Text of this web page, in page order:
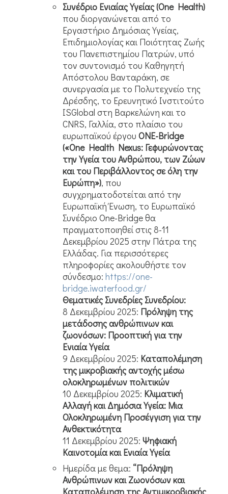
Συνέδριο Ενιαίας Υγείας (One Health)
που διοργανώνεται από το
Εργαστήριο Δημόσιας Υγείας,
Επιδημιολογίας και Ποιότητας Ζωής
του Πανεπιστημίου Πατρών, υπό
τον συντονισμό του Καθηγητή
Απόστολου Βανταράκη, σε
συνεργασία με το Πολυτεχνείο της
Δρέσδης, το Ερευνητικό Ινστιτούτο
ISGlobal στη Βαρκελώνη και το
CNRS, Γαλλία, στο πλαίσιο του
ευρωπαϊκού έργου ONE-Bridge
(«One Health Nexus: Γεφυρώνοντας
την Υγεία του Ανθρώπου, των Ζώων
και του Περιβάλλοντος σε όλη την
Ευρώπη»), που
συγχρηματοδοτείται από την
Ευρωπαϊκή Ένωση, το Ευρωπαϊκό
Συνέδριο One-Bridge θα
πραγματοποιηθεί στις 8-11
Δεκεμβρίου 2025 στην Πάτρα της
Ελλάδας. Για περισσότερες
πληροφορίες ακολουθήστε τον
σύνδεσμο: https://one-
bridge.iwaterfood.gr/
Θεματικές Συνεδρίες Συνεδρίου:
8 Δεκεμβρίου 2025: Πρόληψη της
μετάδοσης ανθρώπινων και
ζωονόσων: Προοπτική για την
Ενιαία Υγεία
9 Δεκεμβρίου 2025: Καταπολέμηση
της μικροβιακής αντοχής μέσω
ολοκληρωμένων πολιτικών
10 Δεκεμβρίου 2025: Κλιματική
Αλλαγή και Δημόσια Υγεία: Μια
Ολοκληρωμένη Προσέγγιση για την
Ανθεκτικότητα
11 Δεκεμβρίου 2025: Ψηφιακή
Καινοτομία και Ενιαία Υγεία
Ημερίδα με θεμα: “Πρόληψη
Ανθρώπινων και Ζωονόσων και
Καταπολέμηση της Αντιμικροβιακής